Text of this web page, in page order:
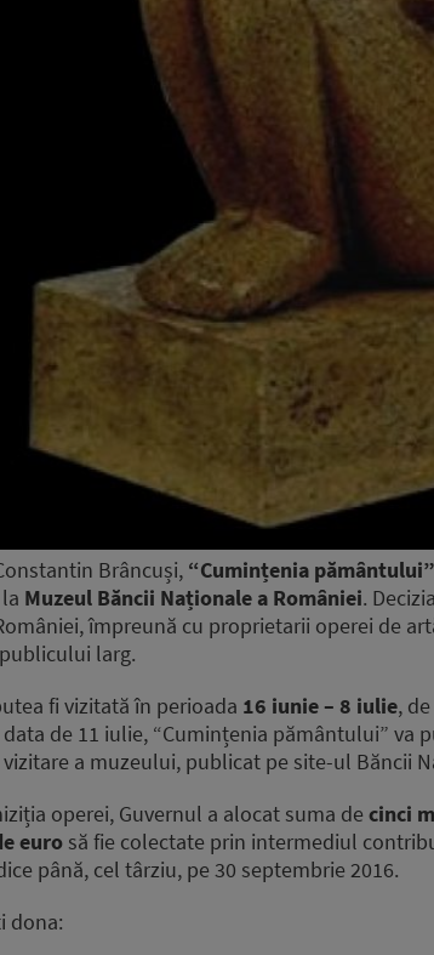
Brâncuși, “Cumințenia pământului”
Muzeul Băncii Naționale a României.
împreună cu proprietarii operei de
larg.
fi vizitată în perioada 16 iunie – 8 iulie,
data de 11 iulie, “Cumințenia pământului” va
a muzeului, publicat pe site-ul Băncii
operei, Guvernul a alocat suma de cinci
euro să fie colectate prin intermediul
până, cel târziu, pe 30 septembrie 2016.
dona: